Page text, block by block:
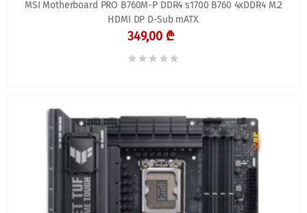
MSI Motherboard PRO B760M-P DDR4 s1700 B760 4xDDR4 M.2
HDMI DP D-Sub mATX
349,00 ₾